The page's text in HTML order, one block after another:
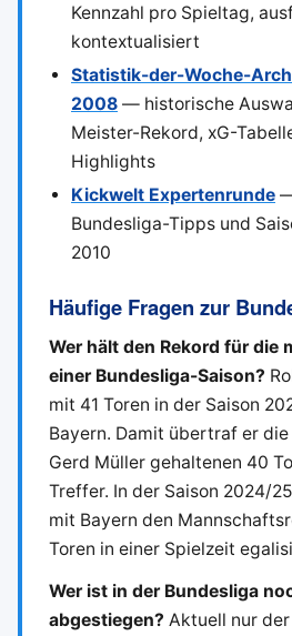
Kennzahl pro Spieltag,
kontextualisiert
Statistik-der-Woche-
2008 — historische
Meister-Rekord, xG-
Highlights
Kickwelt Expertenrunde
Bundesliga-Tipps und
2010
Häufige Fragen zur
Wer hält den Rekord für die
einer Bundesliga-Saison?
mit 41 Toren in der Saison
Bayern. Damit übertraf er die
Gerd Müller gehaltenen 40
Treffer. In der Saison 2024/
mit Bayern den
Toren in einer Spielzeit
Wer ist in der Bundesliga
abgestiegen? Aktuell nur